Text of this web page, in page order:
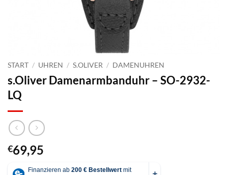
START / UHREN / S.OLIVER / DAMENUHREN
s.Oliver Damenarmbanduhr – SO-2932-
LQ
€69,95